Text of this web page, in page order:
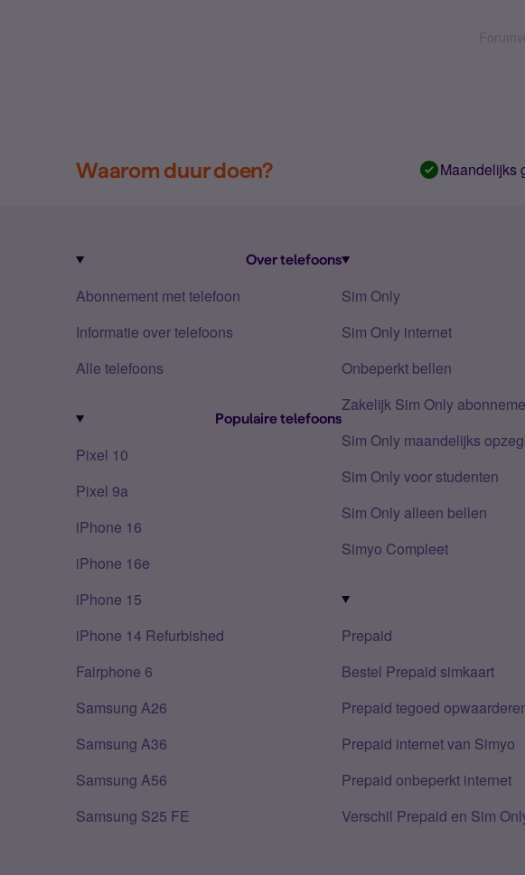
Waarom duur doen? Maandelijks
Over telefoons
Abonnement met telefoon
Informatie over telefoons
Alle telefoons
Populaire telefoons
Pixel 10
Pixel 9a
iPhone 16
iPhone 16e
iPhone 15
iPhone 14 Refurbished
Fairphone 6
Samsung A26
Samsung A36
Samsung A56
Samsung S25 FE
Sim Only
Sim Only internet
Onbeperkt bellen
Zakelijk Sim Only
Sim Only maandelijks
Sim Only voor studenten
Sim Only alleen bellen
Simyo Compleet
Prepaid
Bestel Prepaid simkaart
Prepaid tegoed
Prepaid internet van Simyo
Prepaid onbeperkt internet
Verschil Prepaid en Sim